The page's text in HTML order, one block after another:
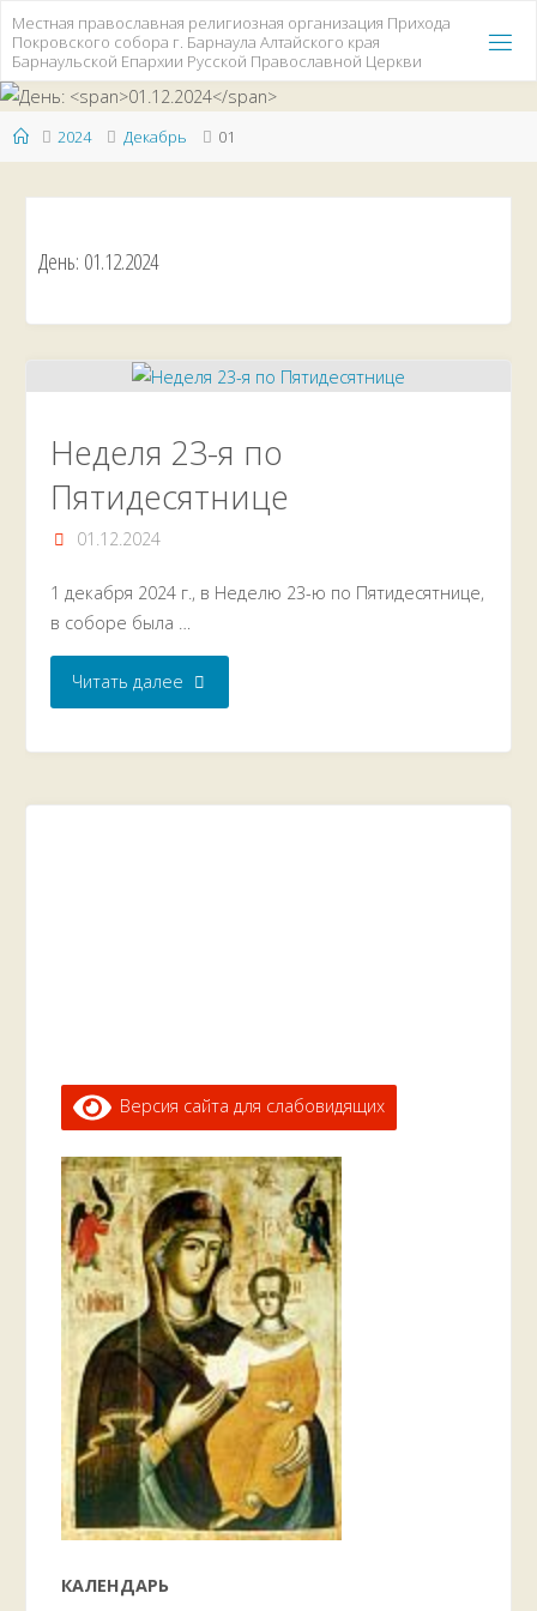
Перейти
содержимому
Местная православная религиозная организация Прихода
Покровского собора г. Барнаула Алтайского края
Барнаульской Епархии Русской Православной Церкви
Главная
2024 Декабрь 01
День: 01.12.2024
Неделя 23-я по
Пятидесятнице
01.12.2024
1 декабря 2024 г., в Неделю 23-ю по Пятидесятнице,
в соборе была …
Читать далее"Неделя
Версия сайта для слабовидящих
КАЛЕНДАРЬ